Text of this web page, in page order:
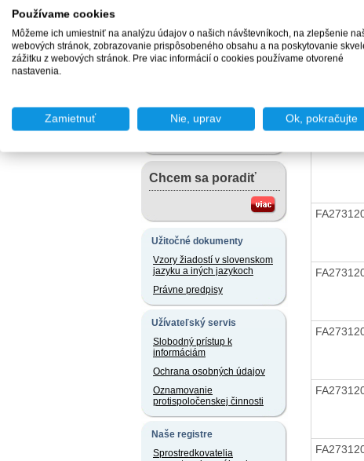
Kraj - Žilina
Profil verejného
obstarávateľa
Chcem podať podnet
Chcem sa poradiť
Užitočné dokumenty
Vzory žiadostí v slovenskom
jazyku a iných jazykoch
Právne predpisy
Užívateľský servis
Slobodný prístup k
informáciám
Ochrana osobných údajov
Oznamovanie
protispoločenskej činnosti
Naše registre
Sprostredkovatelia
Používame cookies
Môžeme ich umiestniť na analýzu údajov o našich návštevníkoch, na zlepšenie
webových stránok, zobrazovanie prispôsobeného obsahu a na poskytovanie
zážitku z webových stránok. Pre viac informácií o cookies používame otvorené
nastavenia.
Zamietnuť Nie, uprav Ok, pokračujte